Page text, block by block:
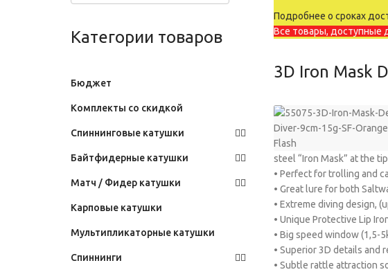
Подробнее о сроках
Все товары, доступные
3D Iron Mask
steel “Iron Mask” at the
• Perfect for trolling and
• Great lure for both
• Extreme diving design,
• Unique Protective Lip
• Big speed window (1,5-
• Superior 3D details and
• Subtle rattle attraction
Категории товаров
Бюджет
Комплекты со скидкой
Спиннинговые катушки
Байтфидерные катушки
Матч / Фидер катушки
Карповые катушки
Мультипликаторные катушки
Спиннинги